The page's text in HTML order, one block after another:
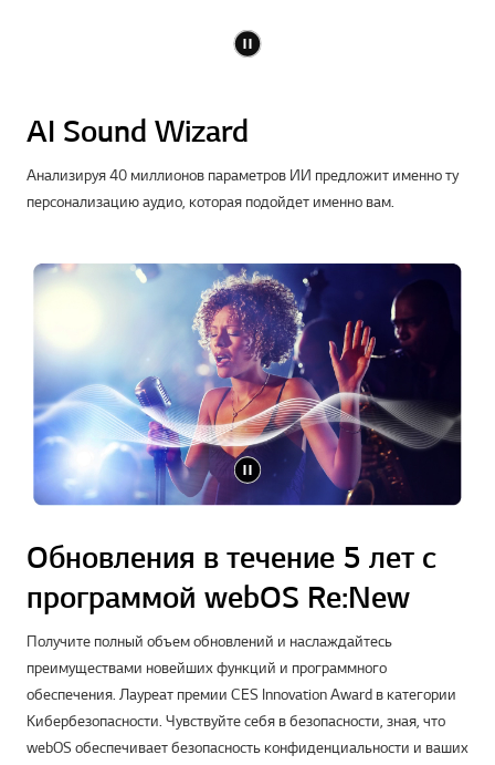
AI Sound Wizard
Анализируя 40 миллионов параметров ИИ предложит именно ту
персонализацию аудио, которая подойдет именно вам.
Обновления в течение 5 лет с
программой webOS Re:New
Получите полный объем обновлений и наслаждайтесь
преимуществами новейших функций и программного
обеспечения. Лауреат премии CES Innovation Award в категории
Кибербезопасности. Чувствуйте себя в безопасности, зная, что
webOS обеспечивает безопасность конфиденциальности и ваших